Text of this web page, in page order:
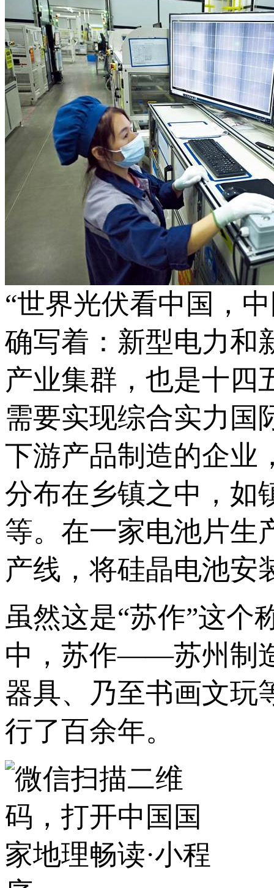
“世界光伏看中国，
确写着：新型电力和
产业集群，也是十四
需要实现综合实力国
下游产品制造的企业
分布在乡镇之中，如
等。在一家电池片生
产线，将硅晶电池安
虽然这是“苏作”这个
中，苏作——苏州制
器具、乃至书画文玩
行了百余年。